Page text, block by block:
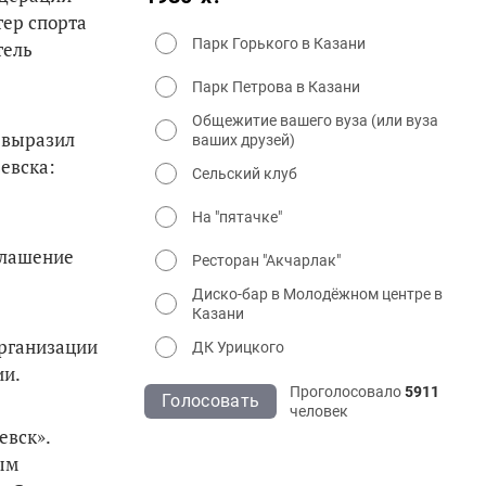
спорта
Парк Горького в Казани
Парк Петрова в Казани
Общежитие вашего вуза (или вуза
ваших друзей)
Сельский клуб
На "пятачке"
Ресторан "Акчарлак"
Диско-бар в Молодёжном центре в
Казани
ДК Урицкого
Голосовать Проголосовало5911
человек